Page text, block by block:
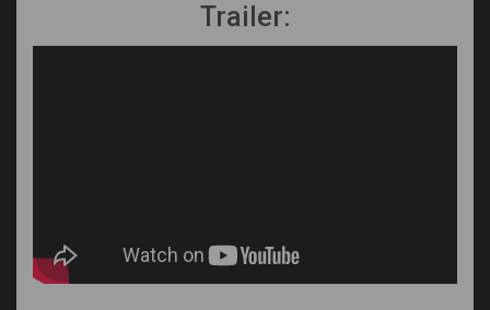
Trailer: